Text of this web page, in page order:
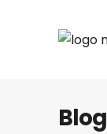
Blog